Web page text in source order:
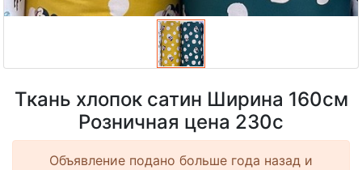
Ткань хлопок сатин Ширина 160см
Розничная цена 230с
Объявление подано больше года назад и